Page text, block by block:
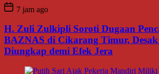
7 jam ago
H. Zuli Zulkipli Soroti Dugaan
BAZNAS di Cikarang Timur,
Diungkap demi Efek Jera